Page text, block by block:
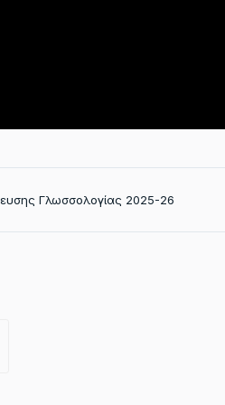
Γλωσσολογίας 2025-26
ΠΑΤΡΊΣΙΑ ΚΟΡΟΜΒΌΚΗ